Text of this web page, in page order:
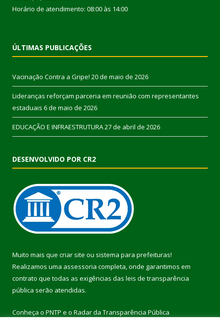
Horário de atendimento: 08:00 às 14:00
ÚLTIMAS PUBLICAÇÕES
Vacinação Contra a Gripe! 20 de maio de 2026
Lideranças reforçam parceria em reunião com representantes
estaduais 6 de maio de 2026
EDUCAÇÃO E INFRAESTRUTURA27 de abril de 2026
DESENVOLVIDO POR CR2
Muito mais que criar site ou sistema para prefeituras!
Realizamos uma assessoria completa, onde garantimos em
contrato que todas as exigências das leis de transparência
pública serão atendidas.
Conheça o PNTP e o Radar da Transparência Pública